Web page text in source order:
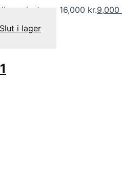
priset var: 16,000 kr.9,000
Slut i lager